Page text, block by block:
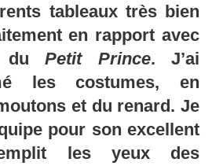
tableaux très bien
en rapport avec
duPetit Prince. J’ai
les costumes, en
et du renard. Je
pour son excellent
les yeux des